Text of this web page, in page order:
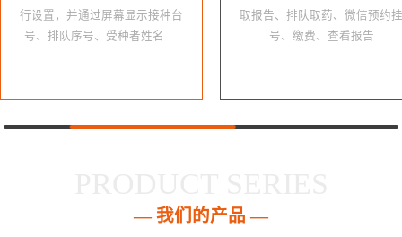
行设置，并通过屏幕显示接种台
号、排队序号、受种者姓名 …
取报告、排队取药、微信预约挂
号、缴费、查看报告
— 我们的产品 —